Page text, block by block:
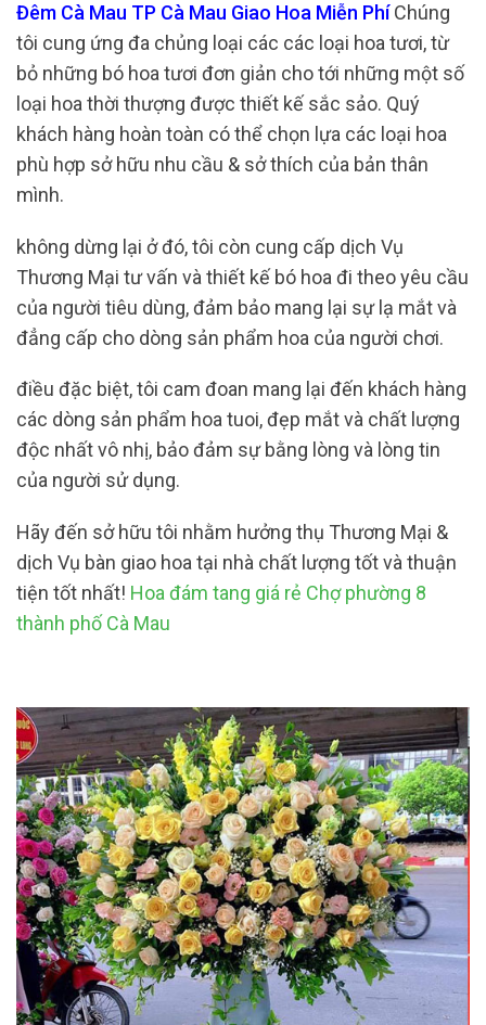
Đêm Cà Mau TP Cà Mau Giao Hoa Miễn PhíChúng
tôi cung ứng đa chủng loại các các loại hoa tươi, từ
bỏ những bó hoa tươi đơn giản cho tới những một số
loại hoa thời thượng được thiết kế sắc sảo. Quý
khách hàng hoàn toàn có thể chọn lựa các loại hoa
phù hợp sở hữu nhu cầu & sở thích của bản thân
mình.
không dừng lại ở đó, tôi còn cung cấp dịch Vụ
Thương Mại tư vấn và thiết kế bó hoa đi theo yêu cầu
của người tiêu dùng, đảm bảo mang lại sự lạ mắt và
đẳng cấp cho dòng sản phẩm hoa của người chơi.
điều đặc biệt, tôi cam đoan mang lại đến khách hàng
các dòng sản phẩm hoa tuoi, đẹp mắt và chất lượng
độc nhất vô nhị, bảo đảm sự bằng lòng và lòng tin
của người sử dụng.
Hãy đến sở hữu tôi nhằm hưởng thụ Thương Mại &
dịch Vụ bàn giao hoa tại nhà chất lượng tốt và thuận
tiện tốt nhất! Hoa đám tang giá rẻ Chợ phường 8
thành phố Cà Mau